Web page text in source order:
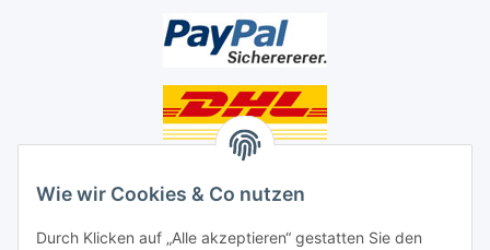
Wie wir Cookies & Co nutzen
Durch Klicken auf „Alle akzeptieren“ gestatten Sie den
Social Media